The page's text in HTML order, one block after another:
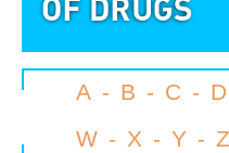
A - B - C - D
W - X - Y - Z